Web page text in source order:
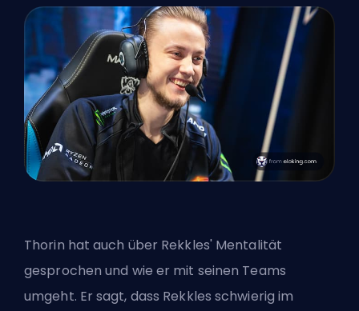
Thorin hat auch über Rekkles' Mentalität
gesprochen und wie er mit seinen Teams
umgeht. Er sagt, dass Rekkles schwierig im